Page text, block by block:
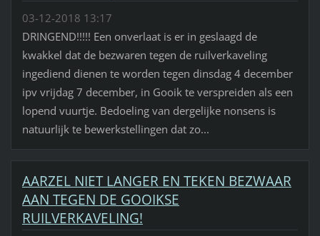
03-12-2018 13:17
DRINGEND!!!!! Een onverlaat is er in geslaagd de
kwakkel dat de bezwaren tegen de ruilverkaveling
ingediend dienen te worden tegen dinsdag 4 december
ipv vrijdag 7 december, in Gooik te verspreiden als een
lopend vuurtje. Bedoeling van dergelijke nonsens is
natuurlijk te bewerkstellingen dat zo...
AARZEL NIET LANGER EN TEKEN BEZWAAR
AAN TEGEN DE GOOIKSE
RUILVERKAVELING!